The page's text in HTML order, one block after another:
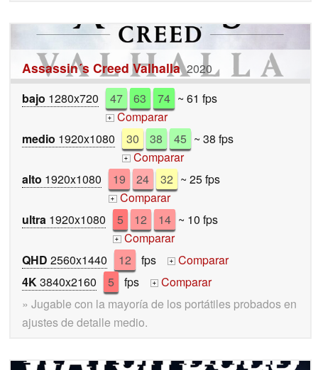
Assassin´s Creed Valhalla 2020
bajo 1280x720 47 63 74 ~ 61 fps
+ Comparar
medio 1920x1080 30 38 45 ~ 38 fps
+ Comparar
alto 1920x1080 19 24 32 ~ 25 fps
+ Comparar
ultra 1920x1080 5 12 14 ~ 10 fps
+ Comparar
QHD 2560x1440 12 fps +
Comparar
4K3840x2160 5 fps +
Comparar
» Jugable con la mayoría de los portátiles probados en
ajustes de detalle medio.